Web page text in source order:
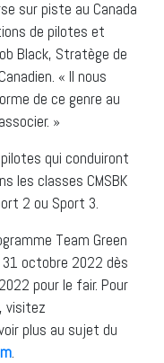
sur piste au Canada
de pilotes et
Black, Stratège de
« Il nous
de ce genre au
»
qui conduiront
les classes CMSBK
2 ou Sport 3.
Team Green
octobre 2022 dès
pour le fair. Pour
visitez
plus au sujet du
.